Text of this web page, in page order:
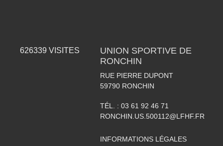
626339 VISITES
UNION SPORTIVE DE
RONCHIN
RUE PIERRE DUPONT
59790 RONCHIN
TÉL. : 03 61 92 46 71
RONCHIN.US.500112@LFHF.FR
INFORMATIONS LÉGALES